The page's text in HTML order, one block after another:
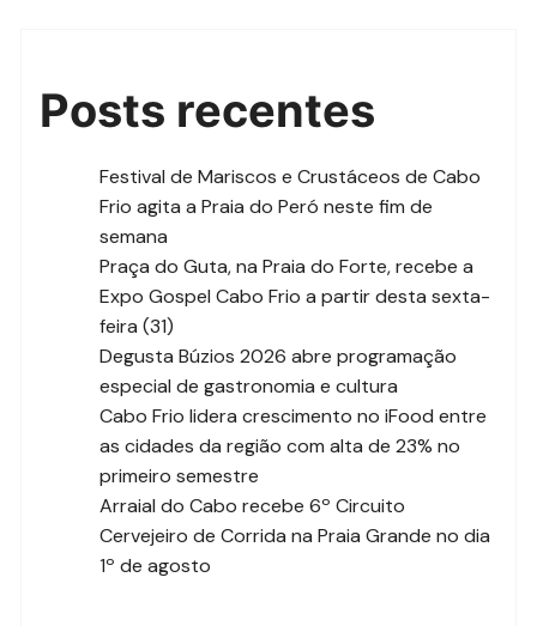
Posts recentes
Festival de Mariscos e Crustáceos de Cabo
Frio agita a Praia do Peró neste fim de
semana
Praça do Guta, na Praia do Forte, recebe a
Expo Gospel Cabo Frio a partir desta sexta-
feira (31)
Degusta Búzios 2026 abre programação
especial de gastronomia e cultura
Cabo Frio lidera crescimento no iFood entre
as cidades da região com alta de 23% no
primeiro semestre
Arraial do Cabo recebe 6º Circuito
Cervejeiro de Corrida na Praia Grande no dia
1º de agosto